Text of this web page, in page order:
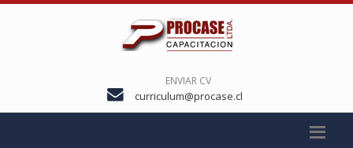
ENVIAR CV
curriculum@procase.cl